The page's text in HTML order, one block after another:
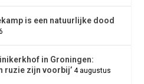
is een natuurlijke dood
in Groningen:
ruzie zijn voorbij’ 4 augustus